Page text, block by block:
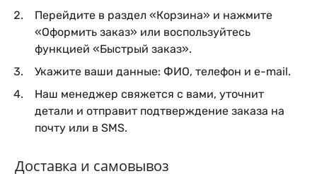
Перейдите в раздел «Корзина» и нажмите
«Оформить заказ» или воспользуйтесь
функцией «Быстрый заказ».
Укажите ваши данные: ФИО, телефон и e-mail.
Наш менеджер свяжется с вами, уточнит
детали и отправит подтверждение заказа на
почту или в SMS.
Доставка и самовывоз